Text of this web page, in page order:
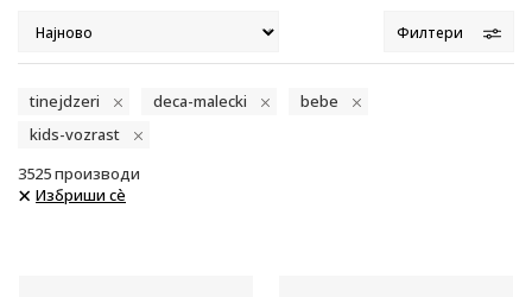
Филтери
tinejdzeri deca-malecki
bebe
kids-vozrast
3525производи
Избриши сè